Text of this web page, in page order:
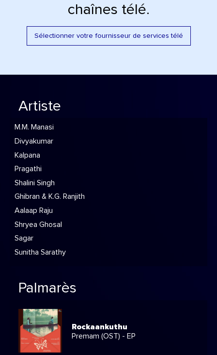
chaînes télé.
Sélectionner votre fournisseur de services télé
Artiste
M.M. Manasi
Divyakumar
Kalpana
Pragathi
Shalini Singh
Ghibran & K.G. Ranjith
Aalaap Raju
Shryea Ghosal
Sagar
Sunitha Sarathy
Palmarès
Rockaankuthu
Premam (OST) - EP